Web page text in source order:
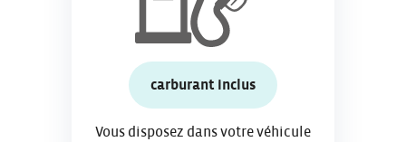
carburant inclus
Vous disposez dans votre véhicule